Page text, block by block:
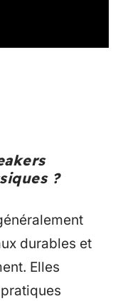
?
durables et
Elles